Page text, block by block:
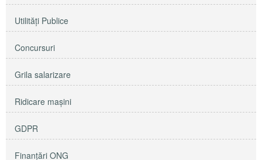
Utilităţi Publice
Concursuri
Grila salarizare
Ridicare maşini
GDPR
Finanțări ONG